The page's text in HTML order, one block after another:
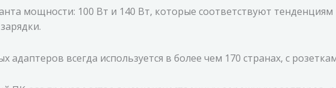
мощности: 100 Вт и 140 Вт, которые соответствуют
всегда используется в более чем 170 странах, с